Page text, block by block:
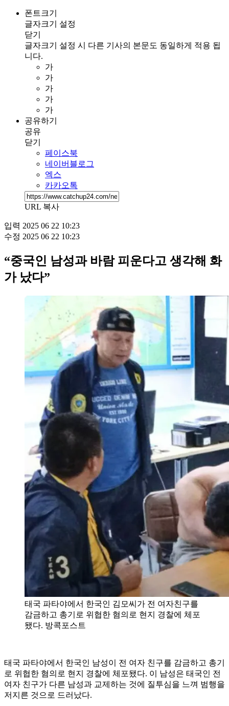
폰트크기
글자크기 설정
닫기
글자크기 설정 시 다른 기사의 본문도 동일하게 적용 됩
니다.
가
가
가
가
가
공유하기
공유
닫기
페이스북
네이버블로그
엑스
카카오톡
URL 복사
입력 2025 06 22 10:23
수정 2025 06 22 10:23
“중국인 남성과 바람 피운다고 생각해 화
가 났다”
태국 파타야에서 한국인 김모씨가 전 여자친구를
감금하고 총기로 위협한 혐의로 현지 경찰에 체포
됐다. 방콕포스트
태국 파타야에서 한국인 남성이 전 여자 친구를 감금하고 총기
로 위협한 혐의로 현지 경찰에 체포됐다. 이 남성은 태국인 전
여자 친구가 다른 남성과 교제하는 것에 질투심을 느껴 범행을
저지른 것으로 드러났다.